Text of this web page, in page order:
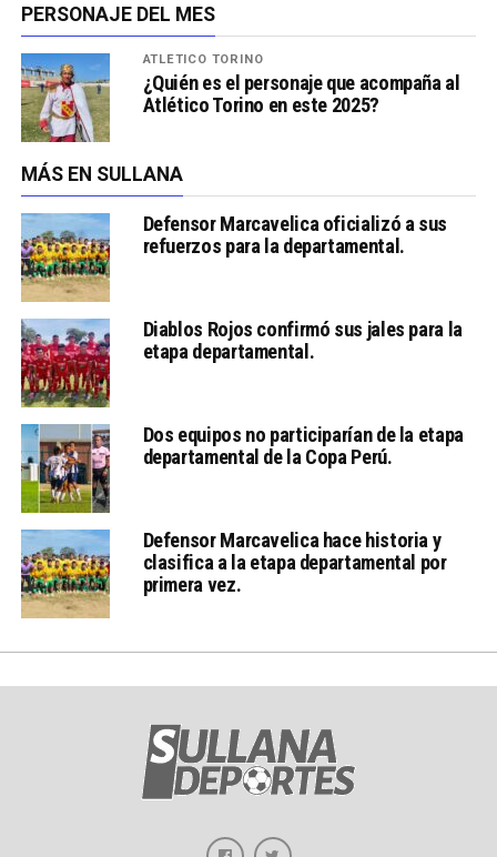
PERSONAJE DEL MES
ATLÉTICO TORINO
¿Quién es el personaje que acompaña al
Atlético Torino en este 2025?
MÁS EN SULLANA
Defensor Marcavelica oficializó a sus
refuerzos para la departamental.
Diablos Rojos confirmó sus jales para la
etapa departamental.
Dos equipos no participarían de la etapa
departamental de la Copa Perú.
Defensor Marcavelica hace historia y
clasifica a la etapa departamental por
primera vez.